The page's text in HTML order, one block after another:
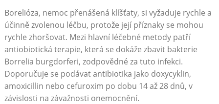
Borelióza, nemoc přenášená klíšťaty, si vyžaduje rychle a
účinně zvolenou léčbu, protože její příznaky se mohou
rychle zhoršovat. Mezi hlavní léčebné metody patří
antiobiotická terapie, která se dokáže zbavit bakterie
Borrelia burgdorferi, zodpovědné za tuto infekci.
Doporučuje se podávat antibiotika jako doxycyklin,
amoxicillin nebo cefuroxim po dobu 14 až 28 dnů, v
závislosti na závažnosti onemocnění.